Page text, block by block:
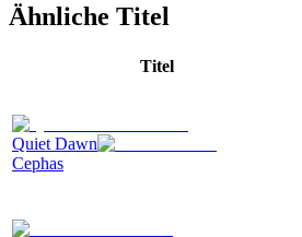
Ähnliche Titel
Titel
Quiet Dawn
Cephas